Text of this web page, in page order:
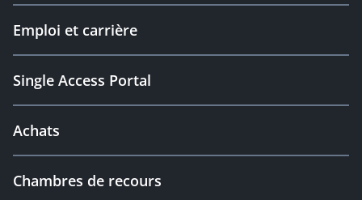
Emploi et carrière
Single Access Portal
Achats
Chambres de recours